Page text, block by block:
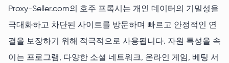
Proxy-Seller.com의 호주 프록시는 개인 데이터의 기밀성을
극대화하고 차단된 사이트를 방문하며 빠르고 안정적인 연
결을 보장하기 위해 적극적으로 사용됩니다. 자원 특성을 속
이는 프로그램, 다양한 소셜 네트워크, 온라인 게임, 베팅 서